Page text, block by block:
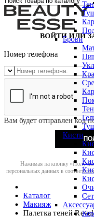
Брови
Кисти
ВОЙТИ ИЛИ
Номер телефона
Вам будет отправлен код
Нажимая на кнопку
персональных данных в
Каталог
Макияж
Палетка теней